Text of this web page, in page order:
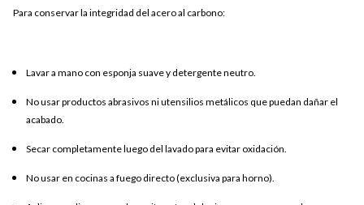
Para conservar la integridad del acero al carbono:
Lavar a mano con esponja suave y detergente neutro.
No usar productos abrasivos ni utensilios metálicos que puedan dañar el
acabado.
Secar completamente luego del lavado para evitar oxidación.
No usar en cocinas a fuego directo (exclusiva para horno).